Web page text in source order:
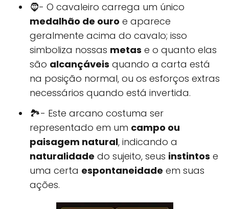
🧔- O cavaleiro carrega um único
medalhão de ouro e aparece
geralmente acima do cavalo; isso
simboliza nossas metas e o quanto elas
são alcançáveis quando a carta está
na posição normal, ou os esforços extras
necessários quando está invertida.
🏞- Este arcano costuma ser
representado em um campo ou
paisagem natural, indicando a
naturalidade do sujeito, seus instintos e
uma certa espontaneidade em suas
ações.